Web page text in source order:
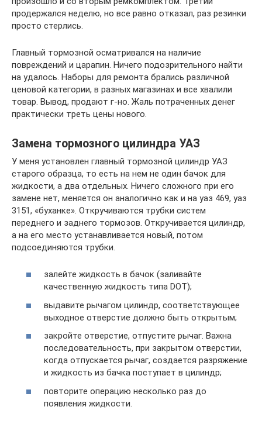
продержался неделю, но все равно отказал, раз резинки
просто стерлись.
Главный тормозной осматривался на наличие
повреждений и царапин. Ничего подозрительного найти
на удалось. Наборы для ремонта брались различной
ценовой категории, в разных магазинах и все хвалили
товар. Вывод, продают г-но. Жаль потраченных денег
практически треть цены нового.
Замена тормозного цилиндра УАЗ
У меня установлен главный тормозной цилиндр УАЗ
старого образца, то есть на нем не один бачок для
жидкости, а два отдельных. Ничего сложного при его
замене нет, меняется он аналогично как и на уаз 469, уаз
3151, «буханке». Откручиваются трубки систем
переднего и заднего тормозов. Откручивается цилиндр,
а на его место устанавливается новый, потом
подсоединяются трубки.
залейте жидкость в бачок (заливайте
качественную жидкость типа DOT);
выдавите рычагом цилиндр, соответствующее
выходное отверстие должно быть открытым;
закройте отверстие, отпустите рычаг. Важна
последовательность, при закрытом отверстии,
когда отпускается рычаг, создается разряжение
и жидкость из бачка поступает в цилиндр;
повторите операцию несколько раз до
появления жидкости.